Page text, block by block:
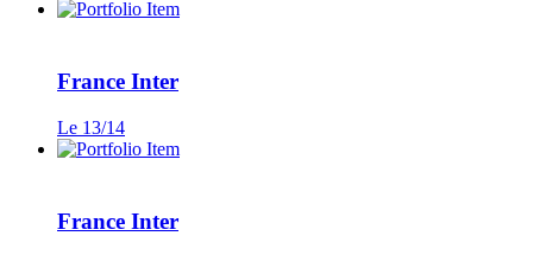
France Inter
Le 13/14
France Inter